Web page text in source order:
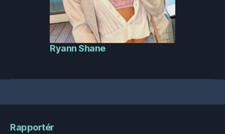
Ryann Shane
Rapportér